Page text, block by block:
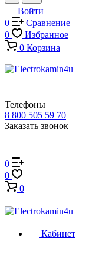
Войти
0
Сравнение
0
Избранное
0 Корзина
Телефоны
8 800 505 59 70
Заказать звонок
0
0
0
Кабинет